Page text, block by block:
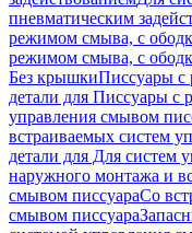
пневматическим
режимом смыва, с
режимом смыва, с
Без крышкиПиссуары с
детали для Писсуары с
управления смывом
встраиваемых систем
детали для Для систем
наружного монтажа и
смывом писсуараСо
смывом писсуара